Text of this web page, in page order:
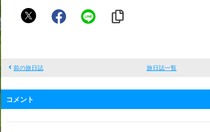
綾
前の旅日誌 旅日誌一覧
コメント